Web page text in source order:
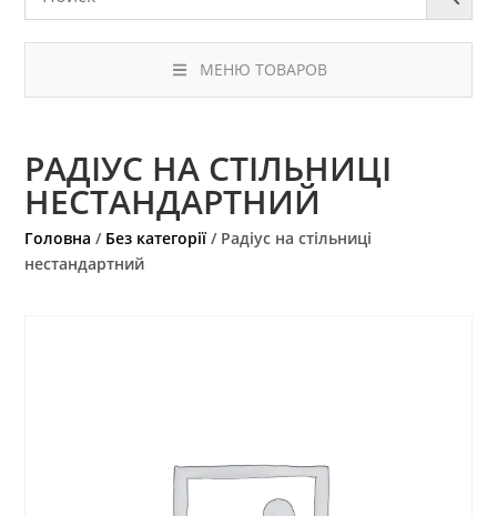
МЕНЮ ТОВАРОВ
РАДІУС НА СТІЛЬНИЦІ
НЕСТАНДАРТНИЙ
Головна / Без категорії / Радіус на стільниці
нестандартний